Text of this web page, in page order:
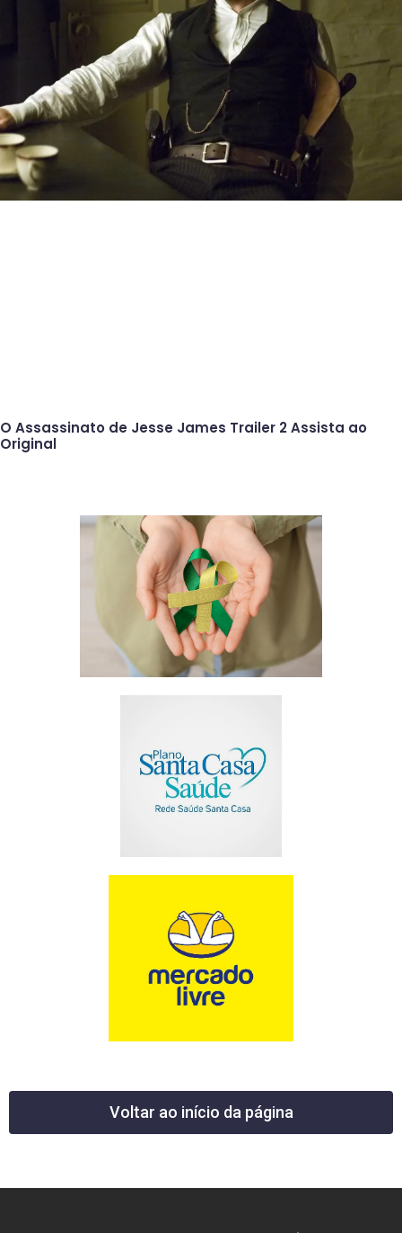
O Assassinato de Jesse James Trailer 2 Assista ao
Original
Voltar ao início da página